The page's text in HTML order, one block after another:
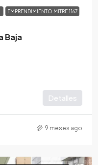
EMPRENDIMIENTO MITRE 1167
Baja
Detalles
9 meses ago